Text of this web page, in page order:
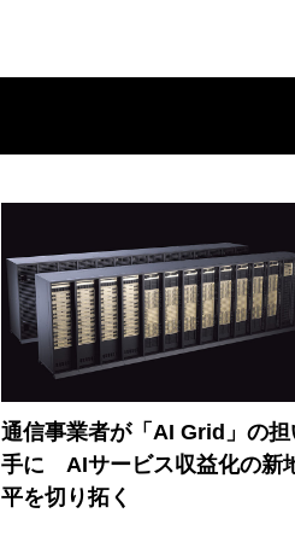
通信事業者が「AI Grid」の担
手に AIサービス収益化の新
平を切り拓く